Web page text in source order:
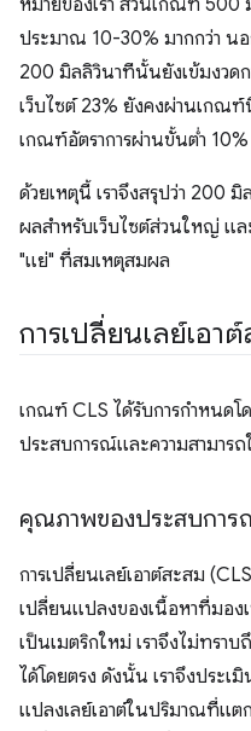
หมายของเรา ส่วนเกณฑ์ 500
ประมาณ 10-30% มากกว่า น
200 มิลลิวินาทีนั้นยังเข้มงวดก
เว็บไซต์ 23% ยังคงผ่านเก
เกณฑ์อัตราการผ่านขั้นต่ำ 10%
ด้วยเหตุนี้ เราจึงสรุปว่า 200
ผลสําหรับเว็บไซต์ส่วนใหญ่ แ
"แย่" ที่สมเหตุสมผล
การเปลี่ยนเลย์เอา
เกณฑ์ CLS ได้รับการกําหนด
ประสบการณ์และความสามาร
คุณภาพของประสบกา
การเปลี่ยนเลย์เอาต์สะสม
เปลี่ยนแปลงของเนื้อหาที่มอง
เป็นเมตริกใหม่ เราจึงไม่ทรา
ได้โดยตรง ดังนั้น เราจึงประเ
แปลงเลย์เอาต์ในปริมาณที่แต